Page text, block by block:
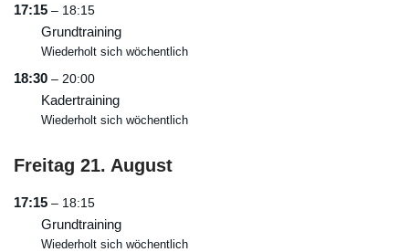
17:15 – 18:15
Grundtraining
Wiederholt sich wöchentlich
18:30 – 20:00
Kadertraining
Wiederholt sich wöchentlich
Freitag 21. August
17:15 – 18:15
Grundtraining
Wiederholt sich wöchentlich